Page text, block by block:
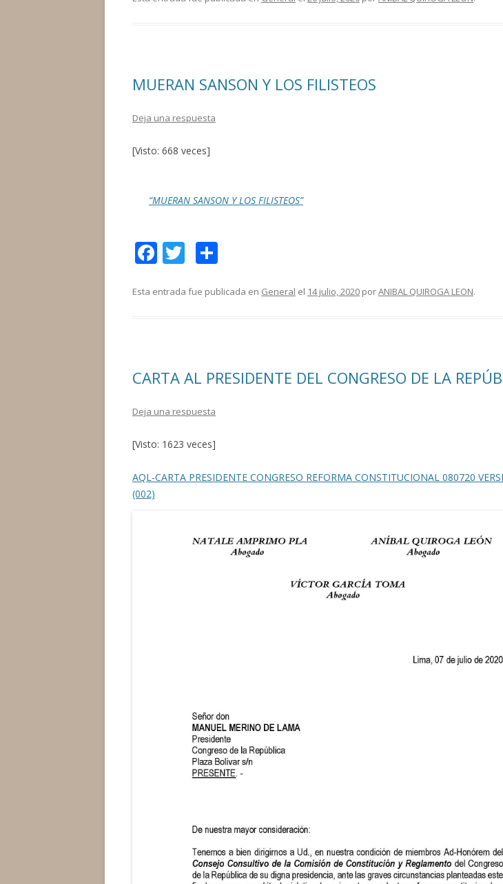
k r
MUERAN SANSON Y LOS FILISTEOS
Deja una respuesta
[Visto: 668 veces]
“MUERAN SANSON Y LOS FILISTEOS”
F
e
k
T
itt m
r
Esta entrada fue publicada en General el 14 julio, 2020 porANIBAL QUIROGA LEON.
CARTA AL PRESIDENTE DEL CONGRESO DE LA
Deja una respuesta
[Visto: 1623 veces]
AQL-CARTA PRESIDENTE CONGRESO REFORMA CONSTITUCIONAL 080720
(002)